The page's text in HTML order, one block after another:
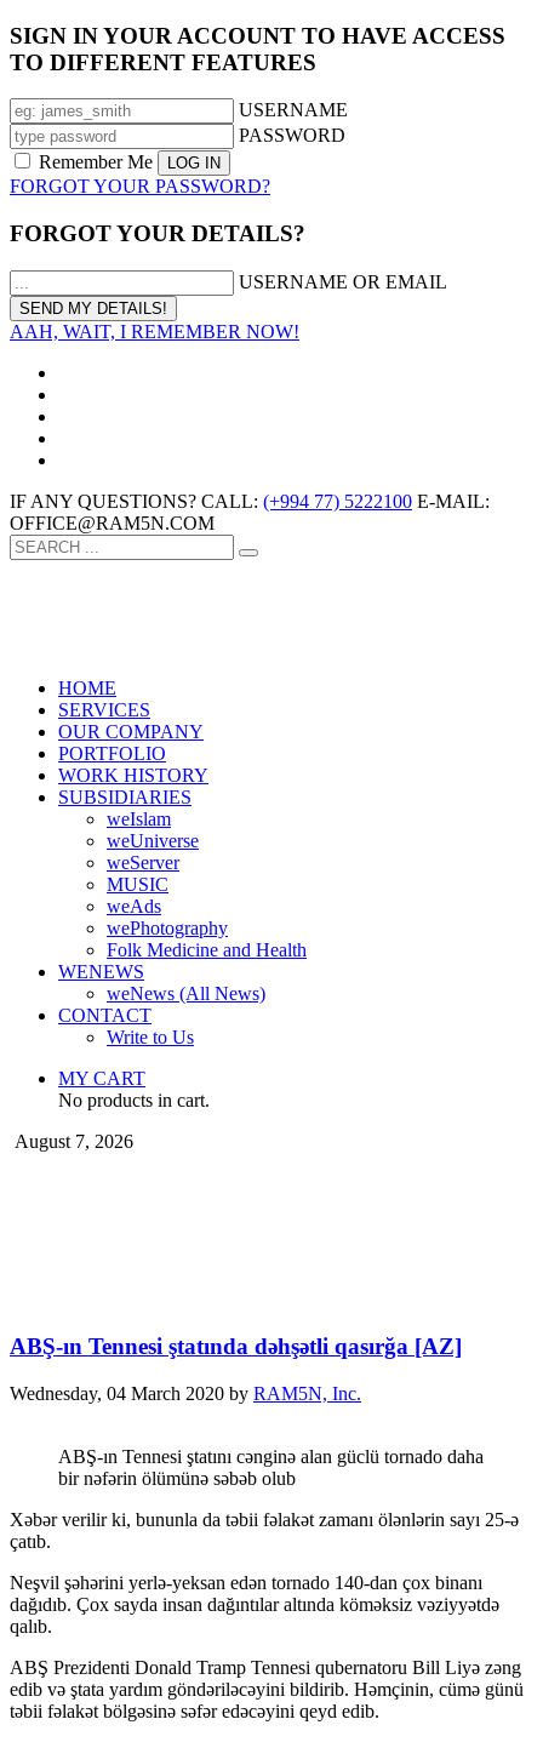
SIGN IN YOUR ACCOUNT TO HAVE ACCESS
TO DIFFERENT FEATURES
USERNAME
PASSWORD
Remember Me
FORGOT YOUR PASSWORD?
FORGOT YOUR DETAILS?
USERNAME OR EMAIL
AAH, WAIT, I REMEMBER NOW!
IF ANY QUESTIONS? CALL: (+994 77) 5222100 E-MAIL:
OFFICE@RAM5N.COM
HOME
SERVICES
OUR COMPANY
PORTFOLIO
WORK HISTORY
SUBSIDIARIES
weIslam
weUniverse
weServer
MUSIC
weAds
wePhotography
Folk Medicine and Health
WENEWS
weNews (All News)
CONTACT
Write to Us
MY CART
No products in cart.
August 7, 2026
ABŞ-ın Tennesi ştatında dəhşətli qasırğa [AZ]
Wednesday, 04 March 2020 by RAM5N, Inc.
ABŞ-ın Tennesi ştatını cənginə alan güclü tornado daha
bir nəfərin ölümünə səbəb olub
Xəbər verilir ki, bununla da təbii fəlakət zamanı ölənlərin sayı 25-ə
çatıb.
Neşvil şəhərini yerlə-yeksan edən tornado 140-dan çox binanı
dağıdıb. Çox sayda insan dağıntılar altında köməksiz vəziyyətdə
qalıb.
ABŞ Prezidenti Donald Tramp Tennesi qubernatoru Bill Liyə zəng
edib və ştata yardım göndəriləcəyini bildirib. Həmçinin, cümə günü
təbii fəlakət bölgəsinə səfər edəcəyini qeyd edib.